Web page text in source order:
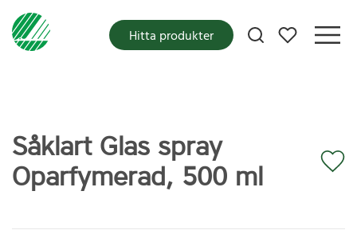
Mina favoriter
Hitta produkter
Såklart Glas spray
Oparfymerad, 500 ml